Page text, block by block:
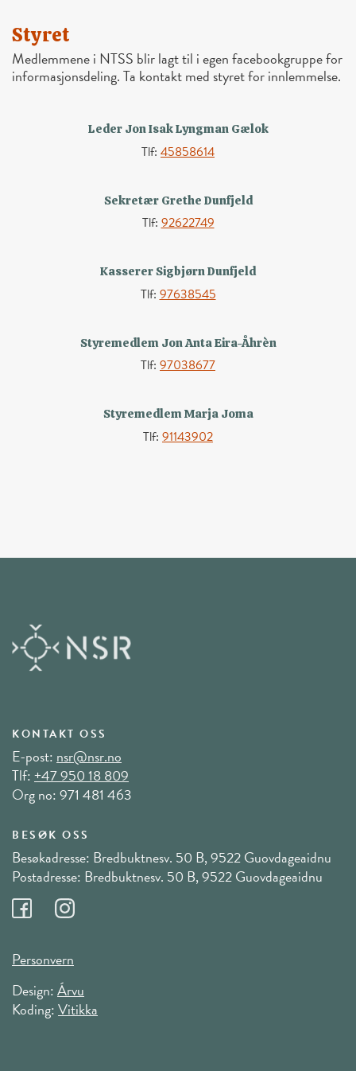
Styret
Medlemmene i NTSS blir lagt til i egen facebookgruppe for
informasjonsdeling. Ta kontakt med styret for innlemmelse.
Leder Jon Isak Lyngman Gælok
Tlf: 45858614
Sekretær Grethe Dunfjeld
Tlf:92622749
Kasserer Sigbjørn Dunfjeld
Tlf: 97638545
Styremedlem Jon Anta Eira-Åhrèn
Tlf: 97038677
Styremedlem Marja Joma
Tlf: 91143902
KONTAKT OSS
E-post: nsr@nsr.no
Tlf:+47 950 18 809
Org no: 971 481 463
BESØK OSS
Besøkadresse: Bredbuktnesv. 50 B, 9522 Guovdageaidnu
Postadresse: Bredbuktnesv. 50 B, 9522 Guovdageaidnu
Personvern
Design:Árvu
Koding:Vitikka